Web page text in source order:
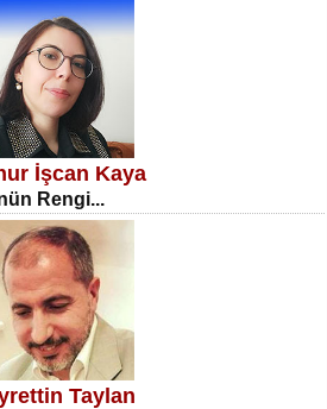
ÜMİT ÇETİNKAYA
DİLEK ARSLAN
Günü Mahkemesi...
İşcan Kaya
Rengi...
Taylan